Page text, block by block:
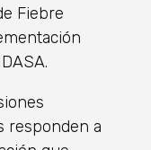
Fiebre
responden a